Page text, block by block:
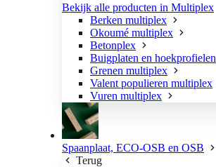
Bekijk alle producten in Multiplex
Berken multiplex
Okoumé multiplex
Betonplex
Buigplaten en hoekprofielen
Grenen multiplex
Valent populieren multiplex
Vuren multiplex
Spaanplaat, ECO-OSB en OSB
Terug